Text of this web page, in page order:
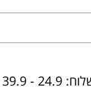
- 39.9 ₪